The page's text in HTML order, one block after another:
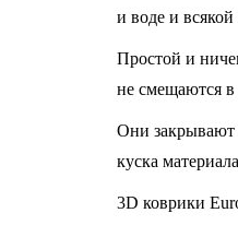
и воде и
Простой и
не смещаются в
Они закрывают
куска
3D коврики